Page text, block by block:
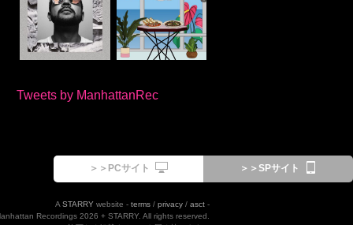
Tweets by ManhattanRec
＞＞PCサイト ＞＞SPサイト
A STARRY website - terms / privacy / asct -
Recordings 2026 + STARRY. All rights reserved.